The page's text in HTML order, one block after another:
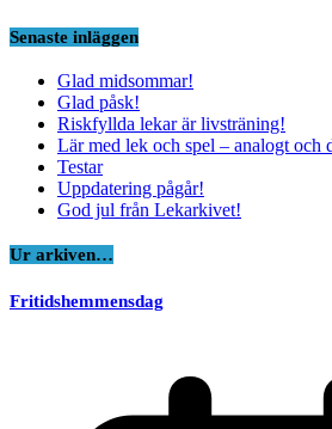
Senaste inläggen
Glad midsommar!
Glad påsk!
Riskfyllda lekar är livsträning!
Lär med lek och spel – analogt och
Testar
Uppdatering pågår!
God jul från Lekarkivet!
Ur arkiven…
Fritidshemmensdag